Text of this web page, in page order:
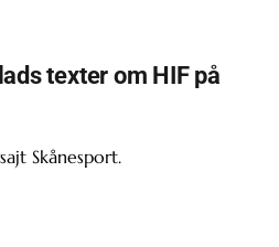
texter om HIF på
Skånesport.